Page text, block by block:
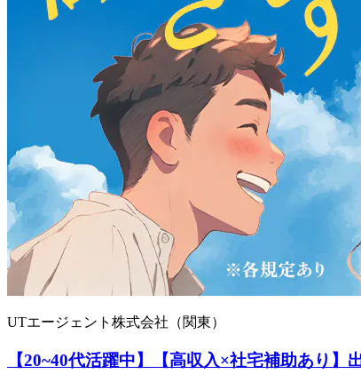
UTエージェント株式会社（関東）
【20~40代活躍中】【高収入×社宅補助あり